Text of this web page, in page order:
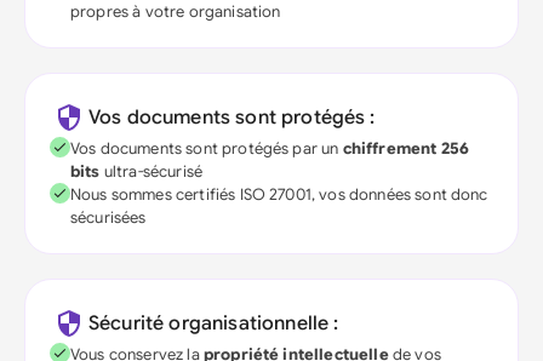
propres à votre organisation
Vos documents sont protégés :
Vos documents sont protégés par un chiffrement 256
bits ultra-sécurisé
Nous sommes certifiés ISO 27001, vos données sont donc
sécurisées
Sécurité organisationnelle :
Vous conservez lapropriété intellectuellede vos